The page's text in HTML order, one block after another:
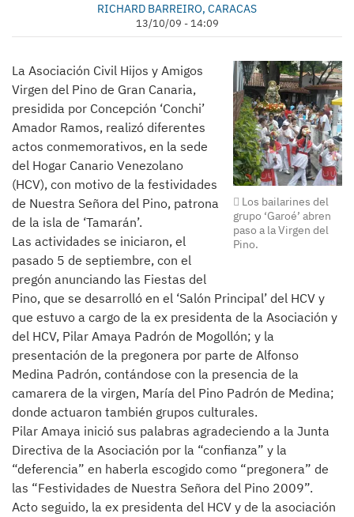
RICHARD BARREIRO, CARACAS
13/10/09 - 14:09
Los bailarines del
grupo ‘Garoé’ abren
paso a la Virgen del
Pino.
La Asociación Civil Hijos y Amigos
Virgen del Pino de Gran Canaria,
presidida por Concepción ‘Conchi’
Amador Ramos, realizó diferentes
actos conmemorativos, en la sede
del Hogar Canario Venezolano
(HCV), con motivo de la festividades
de Nuestra Señora del Pino, patrona
de la isla de ‘Tamarán’.
Las actividades se iniciaron, el
pasado 5 de septiembre, con el
pregón anunciando las Fiestas del
Pino, que se desarrolló en el ‘Salón Principal’ del HCV y
que estuvo a cargo de la ex presidenta de la Asociación y
del HCV, Pilar Amaya Padrón de Mogollón; y la
presentación de la pregonera por parte de Alfonso
Medina Padrón, contándose con la presencia de la
camarera de la virgen, María del Pino Padrón de Medina;
donde actuaron también grupos culturales.
Pilar Amaya inició sus palabras agradeciendo a la Junta
Directiva de la Asociación por la “confianza” y la
“deferencia” en haberla escogido como “pregonera” de
las “Festividades de Nuestra Señora del Pino 2009”.
Acto seguido, la ex presidenta del HCV y de la asociación